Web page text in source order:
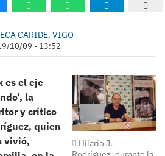
CARIDE, VIGO
10/09 - 13:52
Hilario J.
es el eje
la
y crítico
quien
vivió,